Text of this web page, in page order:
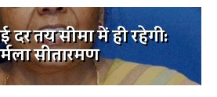
दर तय सीमा में ही रहेगी:
सीतारमण